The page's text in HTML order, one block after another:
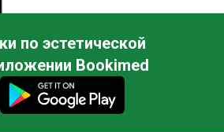
по эстетической
Bookimed